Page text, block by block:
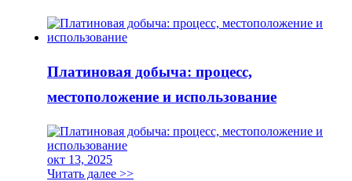
Платиновая добыча: процесс,
местоположение и использование
окт 13, 2025
Читать далее >>